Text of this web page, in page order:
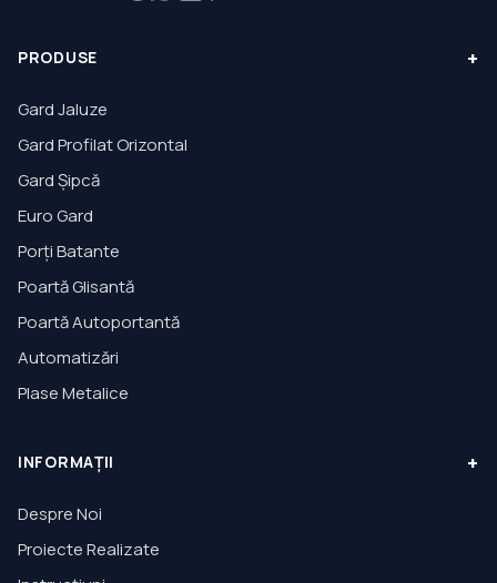
PRODUSE +
Gard Jaluze
Gard Profilat Orizontal
Gard Șipcă
Euro Gard
Porți Batante
Poartă Glisantă
Poartă Autoportantă
Automatizări
Plase Metalice
INFORMAȚII +
Despre Noi
Proiecte Realizate